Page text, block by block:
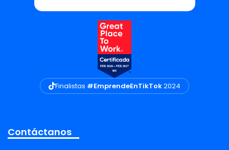
Finalistas #EmprendeEnTikTok2024
Contáctanos